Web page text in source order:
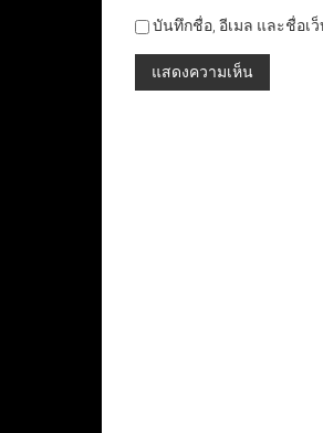
บันทึกชื่อ, อีเมล และชื่อเ